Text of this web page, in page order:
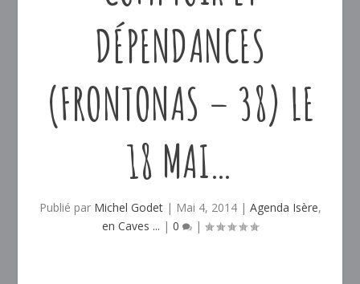
DÉPENDANCES
(FRONTONAS – 38) LE
18 MAI…
Publié par Michel Godet| Mai 4, 2014| Agenda Isère,
en Caves ... | 0 |